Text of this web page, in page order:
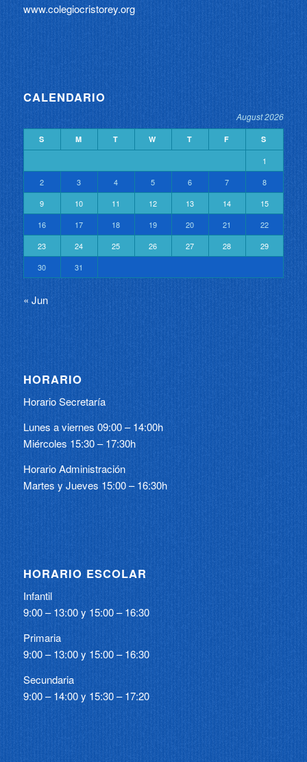
www.colegiocristorey.org
CALENDARIO
August 2026
S M T W T F S
1
2
3 4 5 6 7
8
9
10 11 12 13 14
15
16
17 18 19 20 21
22
23
24 25 26 27 28
29
30
31
« Jun
HORARIO
Horario Secretaría
Lunes a viernes 09:00 – 14:00h
Miércoles 15:30 – 17:30h
Horario Administración
Martes y Jueves 15:00 – 16:30h
HORARIO ESCOLAR
Infantil
9:00 – 13:00 y 15:00 – 16:30
Primaria
9:00 – 13:00 y 15:00 – 16:30
Secundaria
9:00 – 14:00 y 15:30 – 17:20